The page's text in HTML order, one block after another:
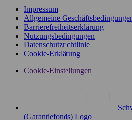
Impressum
Allgemeine
Barrierefreiheitserklärung
Nutzungsbedingungen
Datenschutzrichtlinie
Cookie-Erklärung
Cookie-Einstellungen
(Garantiefonds) Logo